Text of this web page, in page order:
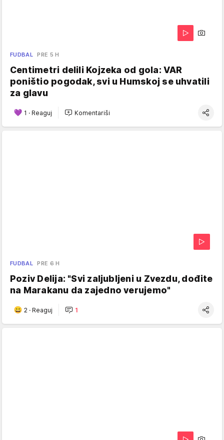
FUDBAL PRE 5 H
Centimetri delili Kojzeka od gola: VAR
poništio pogodak, svi u Humskoj se uhvatili
za glavu
1 · Reaguj Komentariši
FUDBAL PRE 6 H
Poziv Delija: "Svi zaljubljeni u Zvezdu, dođite
na Marakanu da zajedno verujemo"
2 · Reaguj 1